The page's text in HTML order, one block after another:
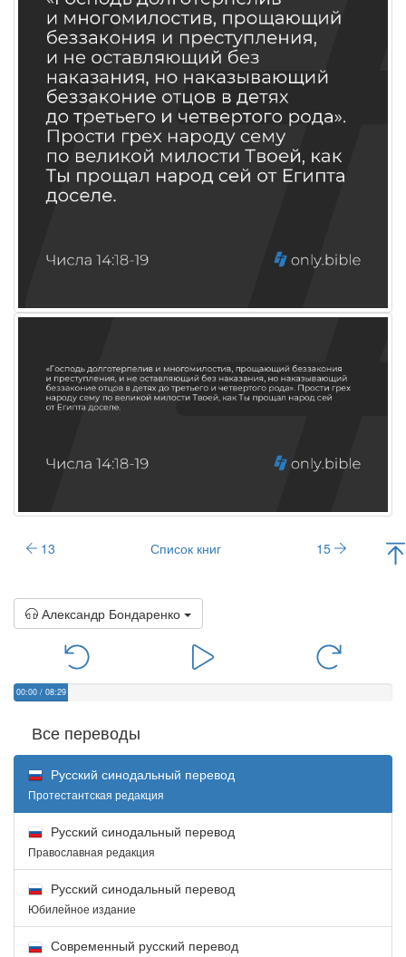
13 Список книг 15
Александр Бондаренко
00:00 / 08:29
Все переводы
Русский синодальный перевод
Протестантская редакция
Русский синодальный перевод
Православная редакция
Русский синодальный перевод
Юбилейное издание
Современный русский перевод